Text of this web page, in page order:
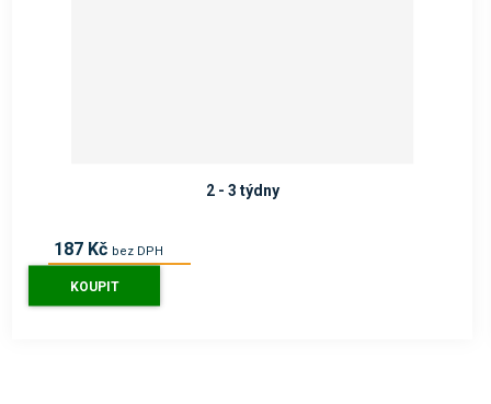
187 Kč bez DPH
2 - 3 týdny
KOUPIT